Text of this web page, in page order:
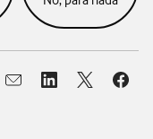
Abrir ventana para
Abrir ventana
Abrir Abrir